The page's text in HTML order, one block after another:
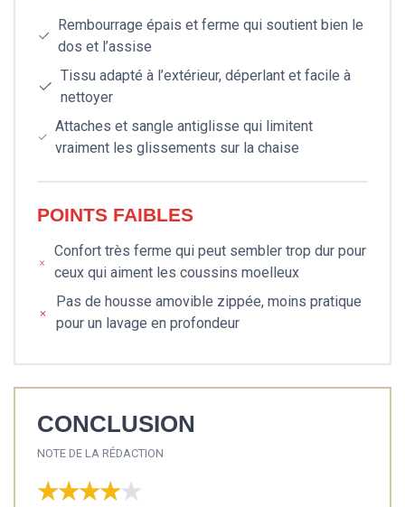
Rembourrage épais et ferme qui soutient bien le
dos et l’assise
Tissu adapté à l’extérieur, déperlant et facile à
nettoyer
Attaches et sangle antiglisse qui limitent
vraiment les glissements sur la chaise
POINTS FAIBLES
Confort très ferme qui peut sembler trop dur pour
ceux qui aiment les coussins moelleux
Pas de housse amovible zippée, moins pratique
pour un lavage en profondeur
CONCLUSION
NOTE DE LA RÉDACTION
★★★★★
★★★★★